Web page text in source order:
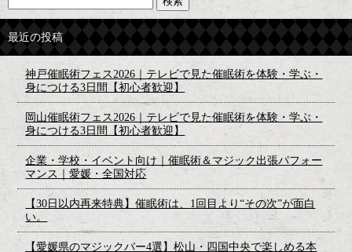
最近の投稿
神戸催眠術フェス2026｜テレビで見た催眠術を体験・学ぶ・
身につける3日間【初心者歓迎】
岡山催眠術フェス2026｜テレビで見た催眠術を体験・学ぶ・
身につける3日間【初心者歓迎】
企業・学校・イベント向け｜催眠術＆マジック出張パフォー
マンス｜愛媛・全国対応
【30日以内再来特典】催眠術は、1回目より“その次”が面白
い。
【愛媛県のマジックバー4選】松山・四国中央で楽しめる本